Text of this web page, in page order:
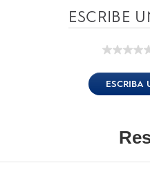
ESCRIBE
Sin
Enlace
en
la
ESCRIBA